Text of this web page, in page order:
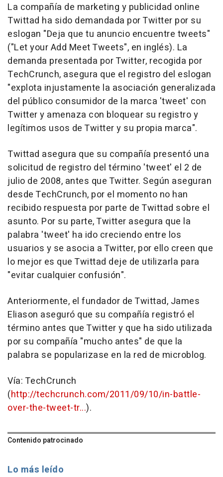
La compañía de marketing y publicidad online
Twittad ha sido demandada por Twitter por su
eslogan "Deja que tu anuncio encuentre tweets"
("Let your Add Meet Tweets", en inglés). La
demanda presentada por Twitter, recogida por
TechCrunch, asegura que el registro del eslogan
"explota injustamente la asociación generalizada
del público consumidor de la marca 'tweet' con
Twitter y amenaza con bloquear su registro y
legítimos usos de Twitter y su propia marca".
Twittad asegura que su compañía presentó una
solicitud de registro del término 'tweet' el 2 de
julio de 2008, antes que Twitter. Según aseguran
desde TechCrunch, por el momento no han
recibido respuesta por parte de Twittad sobre el
asunto. Por su parte, Twitter asegura que la
palabra 'tweet' ha ido creciendo entre los
usuarios y se asocia a Twitter, por ello creen que
lo mejor es que Twittad deje de utilizarla para
"evitar cualquier confusión".
Anteriormente, el fundador de Twittad, James
Eliason aseguró que su compañía registró el
término antes que Twitter y que ha sido utilizada
por su compañía "mucho antes" de que la
palabra se popularizase en la red de microblog.
Vía: TechCrunch
(http://techcrunch.com/2011/09/10/in-battle-
over-the-tweet-tr...).
Contenido patrocinado
Lo más leído